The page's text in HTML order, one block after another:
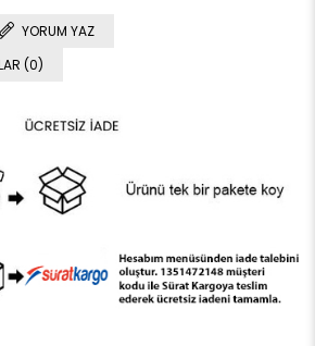
YORUM YAZ
(0)